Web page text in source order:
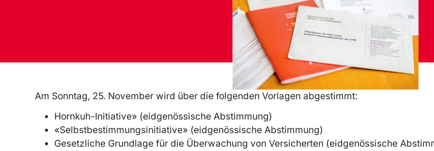
Am Sonntag, 25. November wird über die folgenden Vorlagen abgestimmt:
Hornkuh-Initiative» (eidgenössische Abstimmung)
«Selbstbestimmungsinitiative» (eidgenössische Abstimmung)
Gesetzliche Grundlage für die Überwachung von Versicherten (eidgenössische